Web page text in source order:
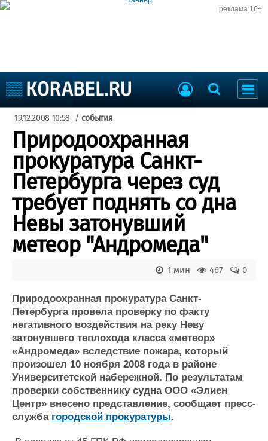
реклама 16+
Судоходство
Судоремонт
События
Пресс-релизы
Порты
Рыболовство
ВМФ
Образование
Яхты и катера
Еще
Судостроение
Пульс
Репутация
Работа
Крюинг
Журнал
Реклама
Торговая площадка
Доска объявлений
Продажа флота
Изделия
Материалы
Услуги
Конференции
Выставки и семинары
Личности
Флот
Галерея флота
Форум
19.12.2008 10:58 / события
Природоохранная
прокуратура Санкт-
Петербурга через суд
требует поднять со дна
Невы затонувший
метеор "Андромеда"
0
467
1 мин
Природоохранная прокуратура Санкт-
Петербурга провела проверку по факту
негативного воздействия на реку Неву
затонувшего теплохода класса «метеор»
«Андромеда» вследствие пожара, который
произошел 10 ноября 2008 года в районе
Университетской набережной. По результатам
проверки собственнику судна ООО «Элиен
Центр» внесено представление, сообщает пресс-
служба городской прокуратуры.